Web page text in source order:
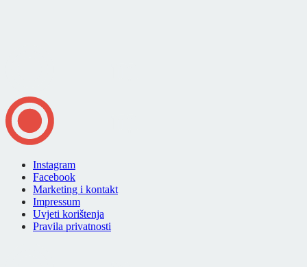
Instagram
Facebook
Marketing i kontakt
Impressum
Uvjeti korištenja
Pravila privatnosti